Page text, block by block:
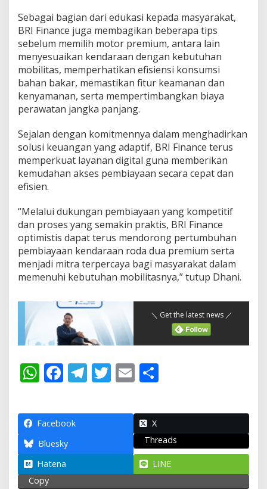
Sebagai bagian dari edukasi kepada masyarakat,
BRI Finance juga membagikan beberapa tips
sebelum memilih motor premium, antara lain
menyesuaikan kendaraan dengan kebutuhan
mobilitas, memperhatikan efisiensi konsumsi
bahan bakar, memastikan fitur keamanan dan
kenyamanan, serta mempertimbangkan biaya
perawatan jangka panjang.
Sejalan dengan komitmennya dalam menghadirkan
solusi keuangan yang adaptif, BRI Finance terus
memperkuat layanan digital guna memberikan
kemudahan akses pembiayaan secara cepat dan
efisien.
“Melalui dukungan pembiayaan yang kompetitif
dan proses yang semakin praktis, BRI Finance
optimistis dapat terus mendorong pertumbuhan
pembiayaan kendaraan roda dua premium serta
menjadi mitra terpercaya bagi masyarakat dalam
memenuhi kebutuhan mobilitasnya,” tutup Dhani.
＼ Get the latest news ／
W
at
s
A
p
F
e
b
o
o
T
e
a
m
T
itt
E
ai
l
ar
e
Facebook
X
Bluesky
Threads
Hatena
LINE
Copy